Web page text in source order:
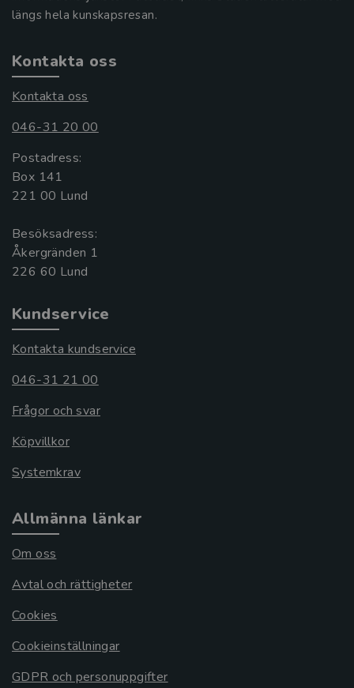
längs hela kunskapsresan.
Kontakta oss
Kontakta oss
046-31 20 00
Postadress:
Box 141
221 00 Lund
Besöksadress:
Åkergränden 1
Kundservice
Kontakta kundservice
046-31 21 00
Frågor och svar
Köpvillkor
Systemkrav
Allmänna länkar
Om oss
Avtal och rättigheter
Cookies
Cookieinställningar
GDPR och personuppgifter